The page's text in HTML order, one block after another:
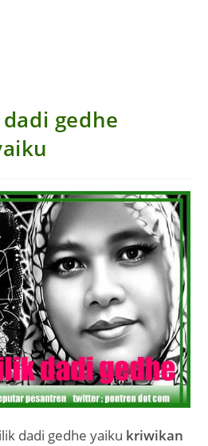
gedhe
dadi gedhe yaiku kriwikan